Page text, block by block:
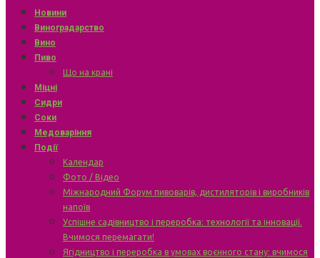
Новини
Виноградарство
Вино
Пиво
Що на крані
Міцні
Сидри
Соки
Медоваріння
Події
Календар
Фото / Відео
Міжнародний Форум пивоварів, дистиляторів і виробників
напоїв
Успішне садівництво і переробка: технології та інновації.
Вчимося перемагати!
Ягідництво і переробка в умовах воєнного стану: вчимося